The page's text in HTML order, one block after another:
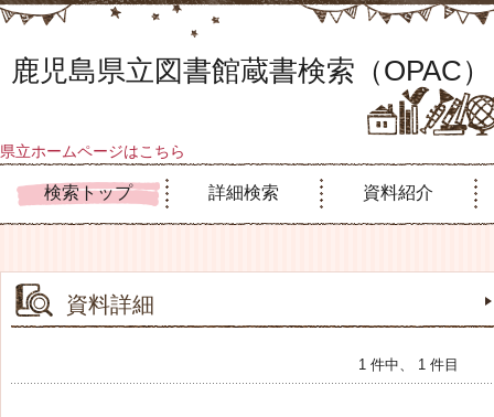
鹿児島県立図書館蔵書検索（OPAC）
県立ホームページはこちら
検索トップ 詳細検索 資料紹介
資料詳細
1 件中、 1 件目